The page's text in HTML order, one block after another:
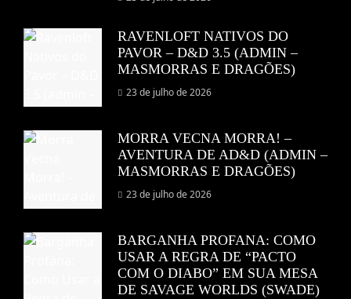
RAVENLOFT NATIVOS DO
PAVOR – D&D 3.5 (ADMIN –
MASMORRAS E DRAGÕES)
23 de julho de 2026
MORRA VECNA MORRA! –
AVENTURA DE AD&D (ADMIN –
MASMORRAS E DRAGÕES)
23 de julho de 2026
BARGANHA PROFANA: COMO
USAR A REGRA DE “PACTO
COM O DIABO” EM SUA MESA
DE SAVAGE WORLDS (SWADE)